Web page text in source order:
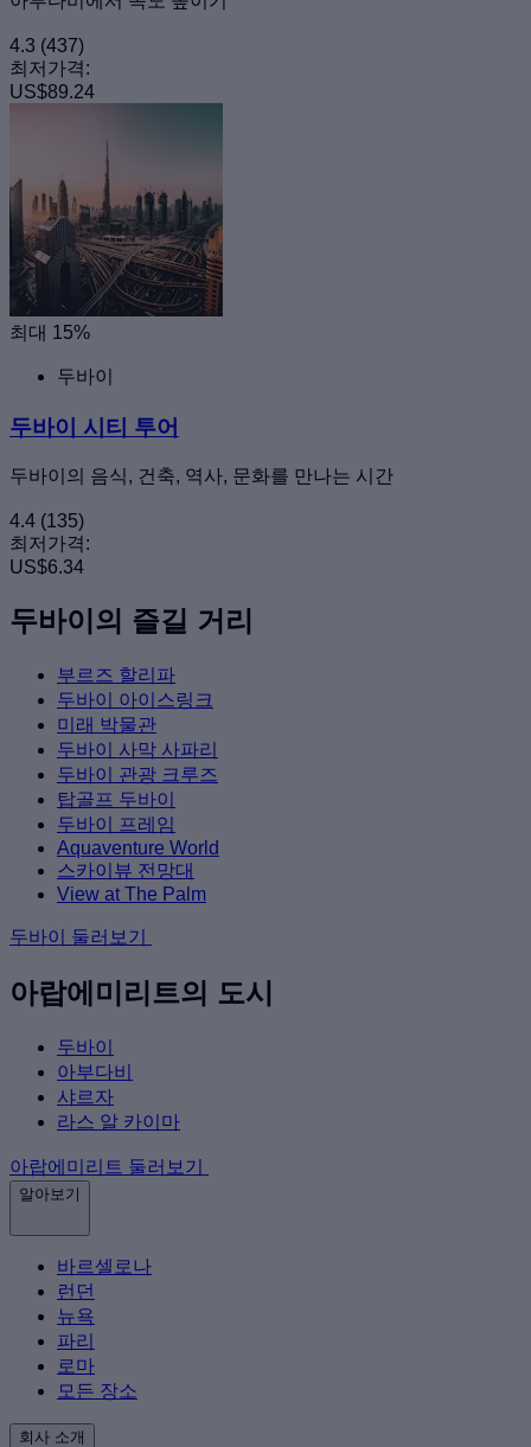
4.3 (437)
최저가격:
US$89.24
최대 15%
두바이
두바이 시티 투어
두바이의 음식, 건축, 역사, 문화를 만나는 시간
4.4 (135)
최저가격:
US$6.34
두바이의 즐길 거리
부르즈 할리파
두바이 아이스링크
미래 박물관
두바이 사막 사파리
두바이 관광 크루즈
탑골프 두바이
두바이 프레임
Aquaventure World
스카이뷰 전망대
View at The Palm
두바이 둘러보기
아랍에미리트의 도시
두바이
아부다비
샤르자
라스 알 카이마
아랍에미리트 둘러보기
알아보기
바르셀로나
런던
뉴욕
파리
로마
모든 장소
회사 소개